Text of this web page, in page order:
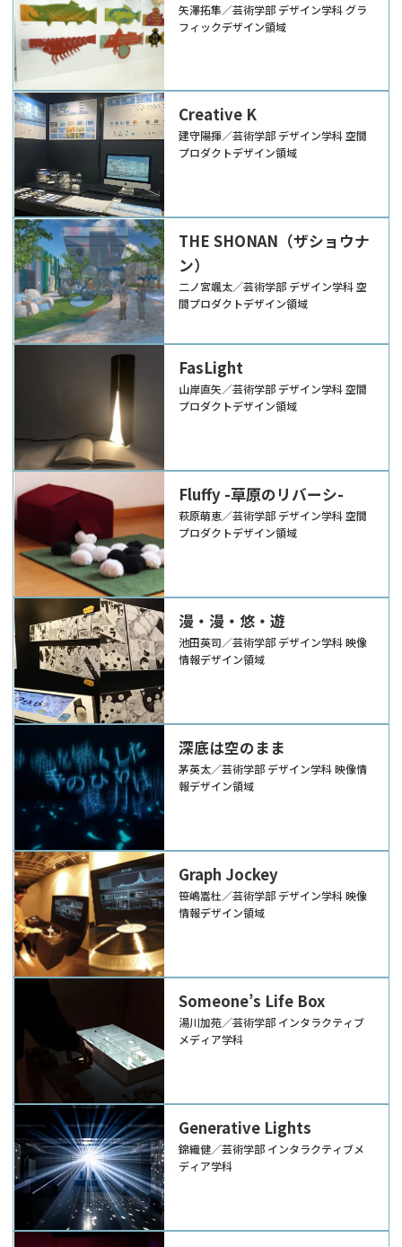
矢澤拓隼／芸術学部 デザイン学科 グラ
フィックデザイン領域
Creative K
建守陽揮／芸術学部 デザイン学科 空間
プロダクトデザイン領域
THE SHONAN（ザショウナ
ン）
二ノ宮颯太／芸術学部 デザイン学科 空
間プロダクトデザイン領域
FasLight
山岸直矢／芸術学部 デザイン学科 空間
プロダクトデザイン領域
Fluffy -草原のリバーシ-
萩原萌恵／芸術学部 デザイン学科 空間
プロダクトデザイン領域
漫・漫・悠・遊
池田英司／芸術学部 デザイン学科 映像
情報デザイン領域
深底は空のまま
茅英太／芸術学部 デザイン学科 映像情
報デザイン領域
Graph Jockey
笹嶋嵩杜／芸術学部 デザイン学科 映像
情報デザイン領域
Someone’s Life Box
湯川加苑／芸術学部 インタラクティブ
メディア学科
Generative Lights
錦織健／芸術学部 インタラクティブメ
ディア学科